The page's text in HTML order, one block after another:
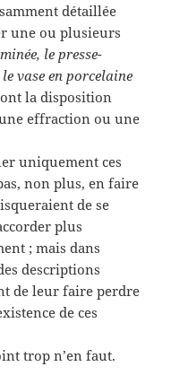
détaillée
une ou plusieurs
le presse-
vase en porcelaine
la disposition
effraction ou une
uniquement ces
non plus, en faire
de se
plus
; mais dans
descriptions
de leur faire perdre
de ces
trop n’en faut.